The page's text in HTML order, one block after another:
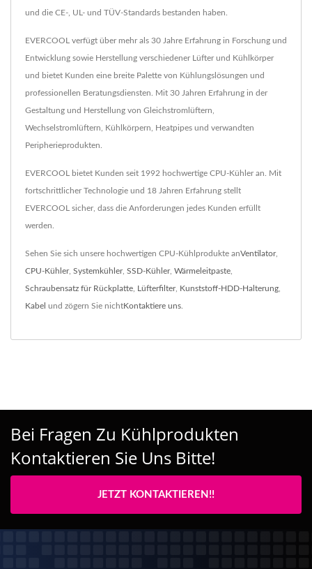
und die CE-, UL- und TÜV-Standards bestanden haben.
EVERCOOL verfügt über mehr als 30 Jahre Erfahrung in Forschung und
Entwicklung sowie Herstellung verschiedener Lüfter und Kühlkörper
und bietet Kunden eine breite Palette von Kühlungslösungen und
professionellen Beratungsdiensten. Mit 30 Jahren Erfahrung in der
Gestaltung und Herstellung von Gleichstromlüftern,
Wechselstromlüftern, Kühlkörpern, Heatpipes und verwandten
Peripherieprodukten.
EVERCOOL bietet Kunden seit 1992 hochwertige CPU-Kühler an. Mit
fortschrittlicher Technologie und 18 Jahren Erfahrung stellt
EVERCOOL sicher, dass die Anforderungen jedes Kunden erfüllt
werden.
Sehen Sie sich unsere hochwertigen CPU-Kühlprodukte anVentilator,
CPU-Kühler, Systemkühler, SSD-Kühler, Wärmeleitpaste
Schraubensatz für Rückplatte Lüfterfilter, Kunststoff-HDD-Halterung
Kabel und zögern Sie nichtKontaktiere uns
Bei Fragen Zu Kühlprodukten
Kontaktieren Sie Uns Bitte!
JETZT KONTAKTIEREN!!